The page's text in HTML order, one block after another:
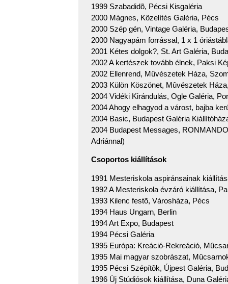
1999 Szabadidõ, Pécsi Kisgaléria
2000 Mágnes, Közelítés Galéria, Pécs
2000 Szép gén, Vintage Galéria,
2000 Nagyapám forrással, 1 x 1
2001 Kétes dolgok?, St. Art Galéria,
2002 A kertészek tovább élnek, Paksi
2002 Ellenrend, Mûvészetek Háza,
2003 Külön Köszönet, Mûvészetek
2004 Vidéki Kirándulás, Ogle Galéria,
2004 Ahogy elhagyod a várost, bajba
2004 Basic, Budapest Galéria
2004 Budapest Messages,
Adriánnal)
Csoportos kiállítások
1991 Mesteriskola aspiránsainak
1992 A Mesteriskola évzáró kiállítása,
1993 Kilenc festõ, Városháza, Pécs
1994 Haus Ungarn, Berlin
1994 Art Expo, Budapest
1994 Pécsi Galéria
1995 Európa: Kreáció-Rekreáció,
1995 Mai magyar szobrászat,
1995 Pécsi Szépítõk, Újpest Galéria,
1996 Új Stúdiósok kiállítása, Duna